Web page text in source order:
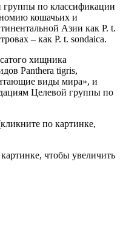
группы по классификации
кошачьих и
Азии как P. t.
– как P. t. sondaica.
хищника
Panthera tigris,
виды мира», и
Целевой группы по
по картинке,
чтобы увеличить